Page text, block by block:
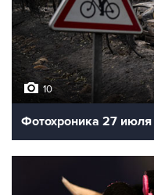
10
Фотохроника 27 июля